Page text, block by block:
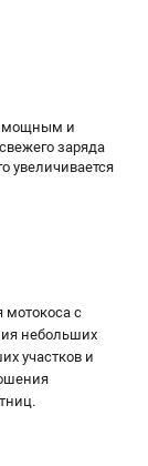
29АЛ
мощным и
заряда
увеличивается
мотокоса с
небольших
участков и